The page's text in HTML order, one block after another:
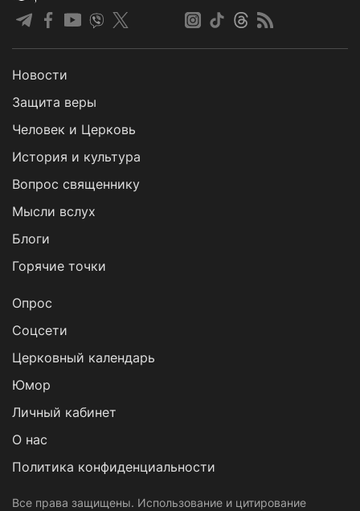
Новости
Защита веры
Человек и Церковь
История и культура
Вопрос священнику
Мысли вслух
Блоги
Горячие точки
Опрос
Cоцсети
Церковный календарь
Юмор
Личный кабинет
О нас
Политика конфиденциальности
Все права защищены. Использование и цитирование